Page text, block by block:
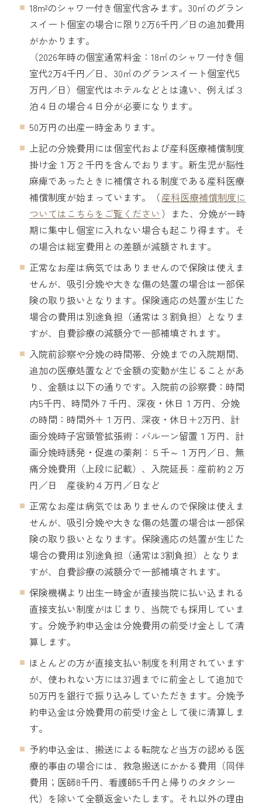
18m²のシャワー付き個室代含みます。30㎡のグラン
スイート個室の場合に限り2万6千円／日の追加費用
がかかります。
（2026年時の個室通常料金：18㎡のシャワー付き個
室代2万4千円／日、30㎡のグランスイート個室代5
万円／日）個室代はホテルなどとは違い、例えば３
泊４日の場合４日分が必要になります。
50万円の出産一時金あります。
上記の分娩費用には個室代および産科医療補償制度
掛け金１万２千円を含んでおります。新生児が脳性
麻痺であったときに補償される制度である産科医療
補償制度が始まっています。（産科医療補償制度に
ついてはこちらをご覧ください ）また、分娩が一時
期に集中し個室に入れない場合も起こり得ます。そ
の場合は総室費用との差額が減額されます。
正常なお産は病気ではありませんので保険は使えま
せんが、吸引分娩や大きな傷の処置の場合は一部保
険の取り扱いとなります。保険適応の処置が生じた
場合の費用は別途負担（通常は３割負担）となりま
すが、自費診療の減額分で一部補填されます。
入院前診察や分娩の時間帯、分娩までの入院期間、
追加の医療処置などで金額の変動が生じることがあ
り、金額は以下の通りです。入院前の診察費：時間
内5千円、時間外７千円、深夜・休日１万円、分娩
の時間：時間外＋１万円、深夜・休日＋2万円、計
画分娩時子宮頸管拡張術：バルーン留置１万円、計
画分娩時誘発・促進の薬剤：５千～１万円／日、無
痛分娩費用（上段に記載）、入院延長：産前約２万
円／日 産後約４万円／日など
正常なお産は病気ではありませんので保険は使えま
せんが、吸引分娩や大きな傷の処置の場合は一部保
険の取り扱いとなります。保険適応の処置が生じた
場合の費用は別途負担（通常は3割負担）となりま
すが、自費診療の減額分で一部補填されます。
保険機構より出生一時金が直接当院に払い込まれる
直接支払い制度がはじまり、当院でも採用していま
す。分娩予約申込金は分娩費用の前受け金として清
算します。
ほとんどの方が直接支払い制度を利用されています
が、使われない方には37週までに前金として追加で
50万円を銀行で振り込みしていただきます。分娩予
約申込金は分娩費用の前受け金として後に清算しま
す。
予約申込金は、搬送による転院など当方の認める医
療的事由の場合には、救急搬送にかかる費用（同伴
費用；医師8千円、看護師5千円と帰りのタクシー
代）を除いて全額返金いたします。それ以外の理由